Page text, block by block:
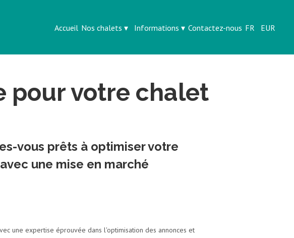
Accueil Nos chalets ▾ Informations ▾ Contactez-nous FR EUR
pour votre chalet
vous prêts à optimiser votre
une mise en marché
une expertise éprouvée dans l'optimisation des annonces et